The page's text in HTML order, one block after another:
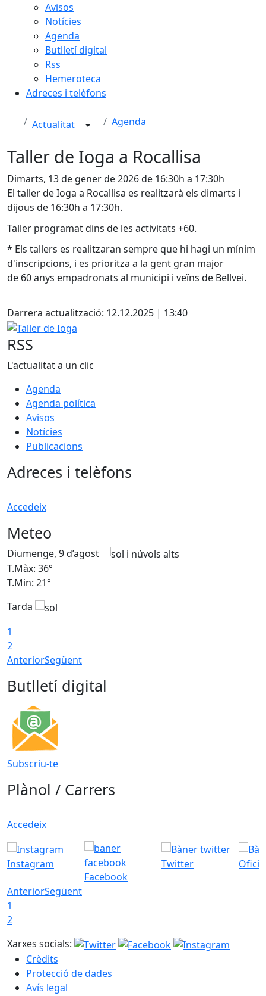
Avisos
Notícies
Agenda
Butlletí digital
Rss
Hemeroteca
Adreces i telèfons
Actualitat Agenda
Taller de Ioga a Rocallisa
Dimarts, 13 de gener de 2026 de 16:30h a 17:30h
El taller de Ioga a Rocallisa es realitzarà els dimarts i
dijous de 16:30h a 17:30h.
Taller programat dins de les activitats +60.
* Els tallers es realitzaran sempre que hi hagi un mínim
d'inscripcions, i es prioritza a la gent gran major
de 60 anys empadronats al municipi i veïns de Bellvei.
Darrera actualització: 12.12.2025 | 13:40
Taller de Ioga
RSS
L'actualitat a un clic
Agenda
Agenda política
Avisos
Notícies
Publicacions
Adreces i telèfons
Accedeix
Meteo
Diumenge, 9 d’agost
T.Màx: 36°
T.Min: 21°
Tarda
1
2
AnteriorSegüent
Butlletí digital
Subscriu-te
Plànol / Carrers
Accedeix
Instagram
Facebook
Twitter
AnteriorSegüent
1
2
Xarxes socials:
Crèdits
Protecció de dades
Avís legal